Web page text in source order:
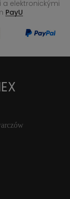
elektronickými
PayU